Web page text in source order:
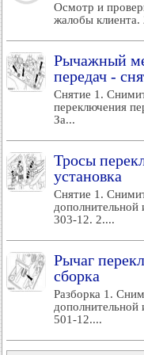
Осмотр и
жалобы клиента.
Рычажный
передач -
Снятие 1.
переключения
За...
Тросы
установка
Снятие 1.
дополнительной
303-12. 2....
Рычаг
сборка
Разборка 1.
дополнительной
501-12....